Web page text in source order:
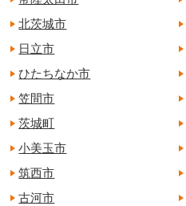
北茨城市
日立市
ひたちなか市
笠間市
茨城町
小美玉市
筑西市
古河市